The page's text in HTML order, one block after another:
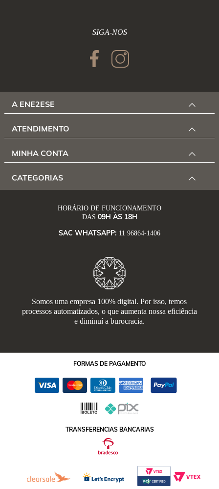
SIGA-NOS
A ENE2ESE
ATENDIMENTO
MINHA CONTA
CATEGORIAS
HORÁRIO DE FUNCIONAMENTO
DAS 09H ÀS 18H
SAC WHATSAPP: 11 96864-1406
Somos uma empresa 100% digital. Por isso, temos
processos automatizados, o que aumenta nossa eficiência
e diminuí a burocracia.
FORMAS DE PAGAMENTO
TRANSFERENCIAS BANCARIAS